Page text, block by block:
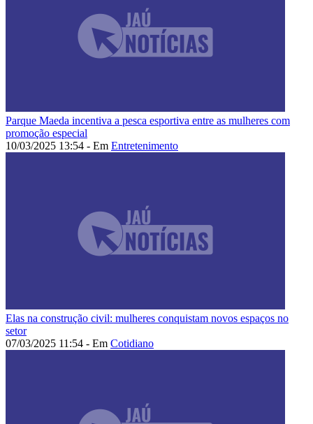
Parque Maeda incentiva a pesca esportiva entre as mulheres com
promoção especial
10/03/2025 13:54 - Em Entretenimento
Elas na construção civil: mulheres conquistam novos espaços no
setor
07/03/2025 11:54 - Em Cotidiano